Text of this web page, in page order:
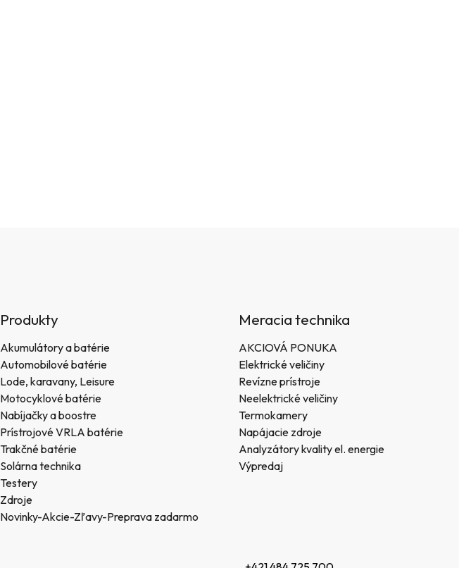
Produkty
Akumulátory a batérie
Automobilové batérie
Lode, karavany, Leisure
Motocyklové batérie
Nabíjačky a boostre
Prístrojové VRLA batérie
Trakčné batérie
Solárna technika
Testery
Zdroje
Novinky-Akcie-Zľavy-Preprava zadarmo
Meracia technika
AKCIOVÁ PONUKA
Elektrické veličiny
Revízne prístroje
Neelektrické veličiny
Termokamery
Napájacie zdroje
Analyzátory kvality el. energie
Výpredaj